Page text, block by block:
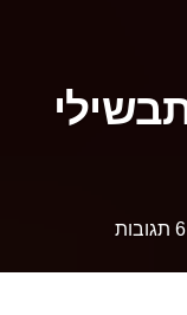
6 תגובות
על